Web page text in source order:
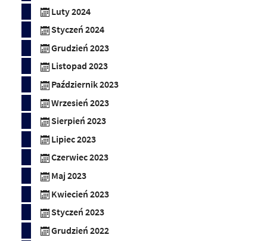
Luty 2024
Styczeń 2024
Grudzień 2023
Listopad 2023
Październik 2023
Wrzesień 2023
Sierpień 2023
Lipiec 2023
Czerwiec 2023
Maj 2023
Kwiecień 2023
Styczeń 2023
Grudzień 2022